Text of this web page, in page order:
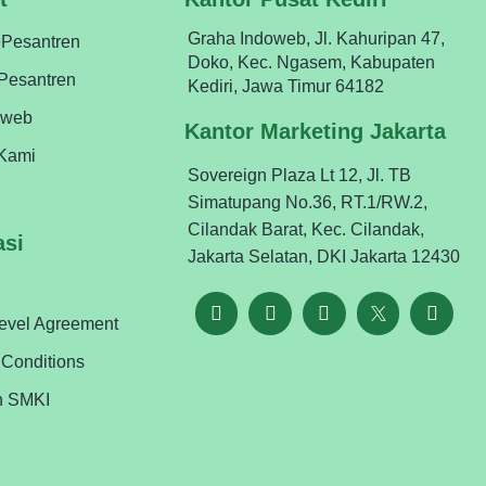
Agreement
SMKI
Graha Indoweb, Jl. Kahuripan 47,
Doko, Kec. Ngasem, Kabupaten
Kediri, Jawa Timur 64182
Kantor Marketing Jakarta
Sovereign Plaza Lt 12, Jl. TB
Simatupang No.36, RT.1/RW.2,
Cilandak Barat, Kec. Cilandak,
Jakarta Selatan, DKI Jakarta 12430